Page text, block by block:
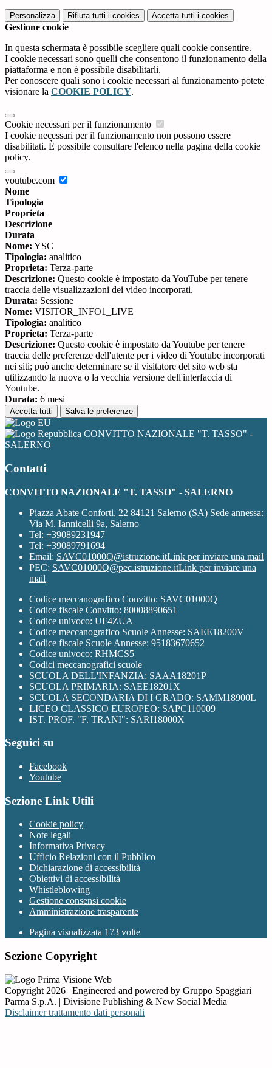
Personalizza Rifiuta tutti i cookies Accetta tutti i cookies
Gestione cookie
In questa schermata è possibile scegliere quali cookie consentire.
I cookie necessari sono quelli che consentono il funzionamento della
piattaforma e non è possibile disabilitarli.
Per conoscere quali sono i cookie necessari al funzionamento potete
visionare la COOKIE POLICY.
Cookie necessari per il funzionamento
I cookie necessari per il funzionamento non possono essere
disabilitati. È possibile consultare l'elenco nella pagina della cookie
policy.
youtube.com
Nome
Tipologia
Proprieta
Descrizione
Durata
Nome: YSC
Tipologia: analitico
Proprieta: Terza-parte
Descrizione: Questo cookie è impostato da YouTube per tenere
traccia delle visualizzazioni dei video incorporati.
Durata: Sessione
Nome: VISITOR_INFO1_LIVE
Tipologia: analitico
Proprieta: Terza-parte
Descrizione: Questo cookie è impostato da Youtube per tenere
traccia delle preferenze dell'utente per i video di Youtube incorporati
nei siti; può anche determinare se il visitatore del sito web sta
utilizzando la nuova o la vecchia versione dell'interfaccia di
Youtube.
Durata: 6 mesi
Accetta tutti Salva le preferenze
CONVITTO NAZIONALE "T. TASSO" -
SALERNO
Contatti
CONVITTO NAZIONALE "T. TASSO" - SALERNO
Piazza Abate Conforti, 22 84121 Salerno (SA) Sede annessa:
Via M. Iannicelli 9a, Salerno
Tel: +39089231947
Tel: +39089791694
Email: SAVC01000Q@istruzione.itLink per inviare una mail
PEC: SAVC01000Q@pec.istruzione.itLink per inviare una
mail
Codice meccanografico Convitto: SAVC01000Q
Codice fiscale Convitto: 80008890651
Codice univoco: UF4ZUA
Codice meccanografico Scuole Annesse: SAEE18200V
Codice fiscale Scuole Annesse: 95183670652
Codice univoco: RHMCS5
Codici meccanografici scuole
SCUOLA DELL'INFANZIA: SAAA18201P
SCUOLA PRIMARIA: SAEE18201X
SCUOLA SECONDARIA DI I GRADO: SAMM18900L
LICEO CLASSICO EUROPEO: SAPC110009
IST. PROF. "F. TRANI": SARI18000X
Seguici su
Facebook
Youtube
Sezione Link Utili
Cookie policy
Note legali
Informativa Privacy
Ufficio Relazioni con il Pubblico
Dichiarazione di accessibilità
Obiettivi di accessibilità
Whistleblowing
Gestione consensi cookie
Amministrazione trasparente
Pagina visualizzata 173 volte
Sezione Copyright
Copyright 2026 | Engineered and powered by Gruppo Spaggiari
Parma S.p.A. | Divisione Publishing & New Social Media
Disclaimer trattamento dati personali